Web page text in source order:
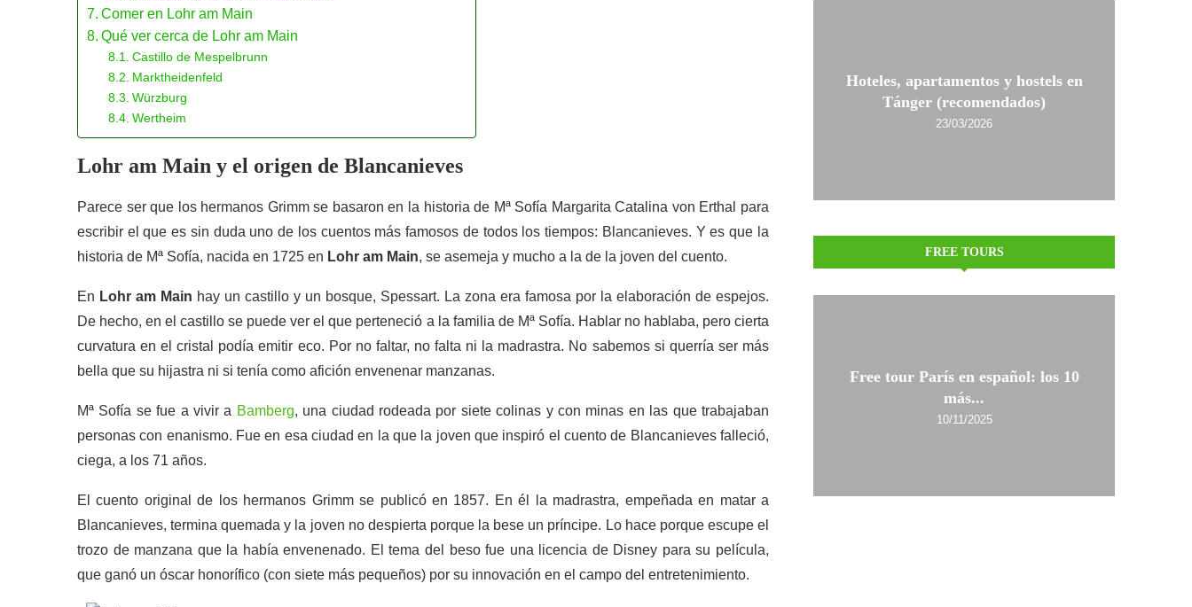
Comer en Lohr am Main
Qué ver cerca de Lohr am Main
Castillo de Mespelbrunn
Marktheidenfeld
Würzburg
Wertheim
Lohr am Main y el origen de Blancanieves
Parece ser que los hermanos Grimm se basaron en la historia de Mª Sofía Margarita Catalina von Erthal para
escribir el que es sin duda uno de los cuentos más famosos de todos los tiempos: Blancanieves. Y es que la
historia de Mª Sofía, nacida en 1725 en Lohr am Main, se asemeja y mucho a la de la joven del cuento.
En Lohr am Main hay un castillo y un bosque, Spessart. La zona era famosa por la elaboración de espejos.
De hecho, en el castillo se puede ver el que perteneció a la familia de Mª Sofía. Hablar no hablaba, pero cierta
curvatura en el cristal podía emitir eco. Por no faltar, no falta ni la madrastra. No sabemos si querría ser más
bella que su hijastra ni si tenía como afición envenenar manzanas.
Mª Sofía se fue a vivir a Bamberg, una ciudad rodeada por siete colinas y con minas en las que trabajaban
personas con enanismo. Fue en esa ciudad en la que la joven que inspiró el cuento de Blancanieves falleció,
ciega, a los 71 años.
El cuento original de los hermanos Grimm se publicó en 1857. En él la madrastra, empeñada en matar a
Blancanieves, termina quemada y la joven no despierta porque la bese un príncipe. Lo hace porque escupe el
trozo de manzana que la había envenenado. El tema del beso fue una licencia de Disney para su película,
que ganó un óscar honorífico (con siete más pequeños) por su innovación en el campo del entretenimiento.
Hoteles, apartamentos y hostels en
Tánger (recomendados)
23/03/2026
FREE TOURS
Free tour París en español: los 10
más...
10/11/2025